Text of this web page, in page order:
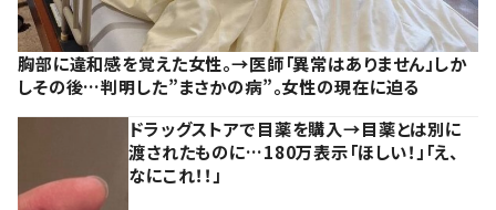
胸部に違和感を覚えた女性。→医師「異常はありません」しか
しその後…判明した”まさかの病”。女性の現在に迫る
ドラッグストアで目薬を購入→目薬とは別に
渡されたものに…180万表示「ほしい！」「え、
なにこれ！！」